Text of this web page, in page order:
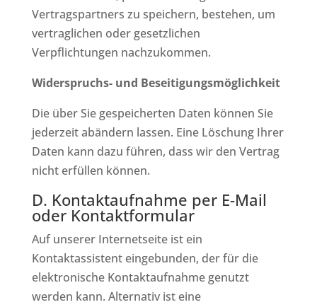
Vertragspartners zu speichern, bestehen, um
vertraglichen oder gesetzlichen
Verpflichtungen nachzukommen.
Widerspruchs- und Beseitigungsmöglichkeit
Die über Sie gespeicherten Daten können Sie
jederzeit abändern lassen. Eine Löschung Ihrer
Daten kann dazu führen, dass wir den Vertrag
nicht erfüllen können.
D. Kontaktaufnahme per E-Mail
oder Kontaktformular
Auf unserer Internetseite ist ein
Kontaktassistent eingebunden, der für die
elektronische Kontaktaufnahme genutzt
werden kann. Alternativ ist eine